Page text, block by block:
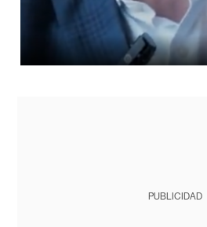
PUBLICIDAD